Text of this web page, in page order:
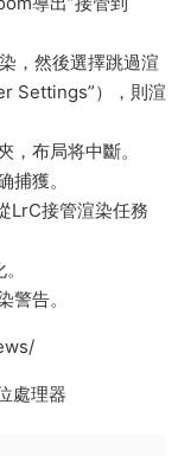
，然後選擇跳過渲
Settings”），則渲
布局将中斷。
獲。
LrC接管渲染任務
告。
處理器